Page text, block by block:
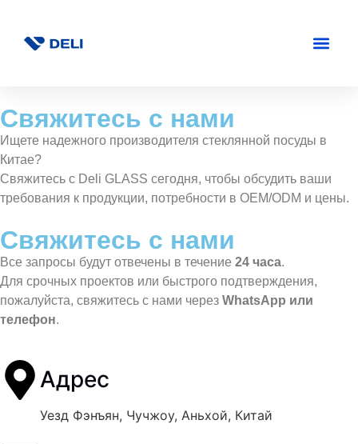
Свяжитесь с нами
Ищете надежного производителя стеклянной посуды в
Китае?
Свяжитесь с Deli GLASS сегодня, чтобы обсудить ваши
требования к продукции, потребности в OEM/ODM и цены.
Свяжитесь с нами
Все запросы будут отвечены в течение 24 часа.
Для срочных проектов или быстрого подтверждения,
пожалуйста, свяжитесь с нами через WhatsApp или
телефон.
Адрес
Уезд Фэнъян, Чучжоу, Аньхой, Китай